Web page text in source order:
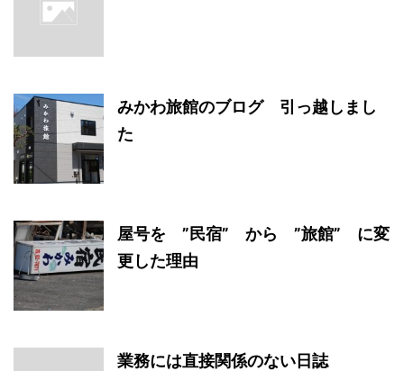
みかわ旅館のブログ 引っ越しまし
た
屋号を ”民宿” から ”旅館” に変
更した理由
業務には直接関係のない日誌